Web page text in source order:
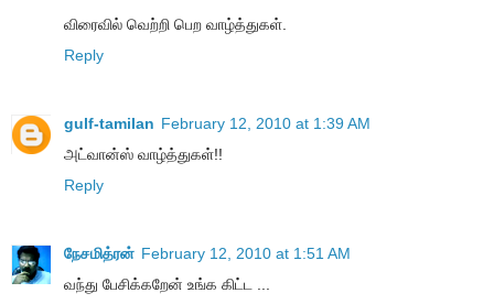
விரைவில் வெற்றி பெற வாழ்த்துகள்.
Reply
gulf-tamilan February 12, 2010 at 1:39 AM
அட்வான்ஸ் வாழ்த்துகள்!!
Reply
நேசமித்ரன் February 12, 2010 at 1:51 AM
வந்து பேசிக்கறேன் உங்க கிட்ட ...